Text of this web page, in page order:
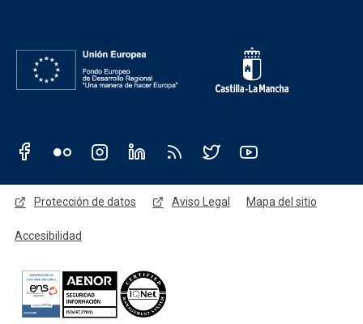
Redes sociales JCCM
Menú legal
Protección de datos Aviso Legal Mapa del sitio
Accesibilidad